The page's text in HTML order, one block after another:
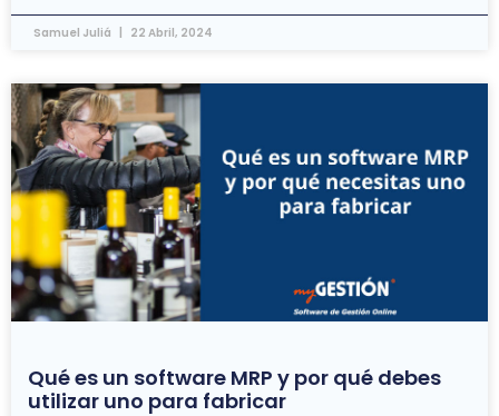
Samuel Juliá 22 Abril, 2024
Qué es un software MRP y por qué debes
utilizar uno para fabricar